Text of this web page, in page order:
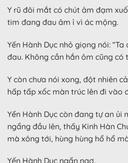
Y rũ đôi mắt có chút ảm đạm
tim đang đau âm ỉ vì ác mộng.
Yến Hành Dục nhỏ giọng nói:
đau. Không cần hắn ôm cũng có
Y còn chưa nói xong, đột nhiên
hấp tấp xốc màn trúc lên đi vào
Yến Hành Dục còn đang tự an ủi
ngẩng đầu lên, thấy Kinh Hàn
mà xông tới, hùng hùng hổ hổ
Yến Hành Dục ngẩn ngơ.